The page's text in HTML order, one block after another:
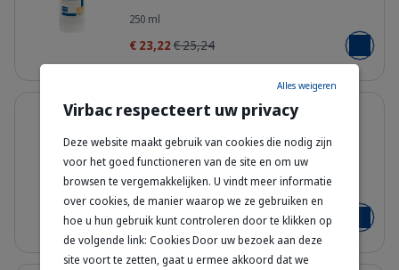
250 ml
€ 23,22€ 25,24 Voeg
8% korting
Allerderm Droge & Schilferige
huid Shampoo voor Kat & Hond
250 ml
€ 23,22€ 25,24 Voeg
Virbac respecteert uw privacy
Deze website maakt gebruik van cookies die nodig zijn
voor het goed functioneren van de site en om uw
browsen te vergemakkelijken. U vindt meer informatie
over cookies, de manier waarop we ze gebruiken en
hoe u hun gebruik kunt controleren door te klikken op
de volgende link: Cookies Door uw bezoek aan deze
site voort te zetten, gaat u ermee akkoord dat we
Alles weigeren